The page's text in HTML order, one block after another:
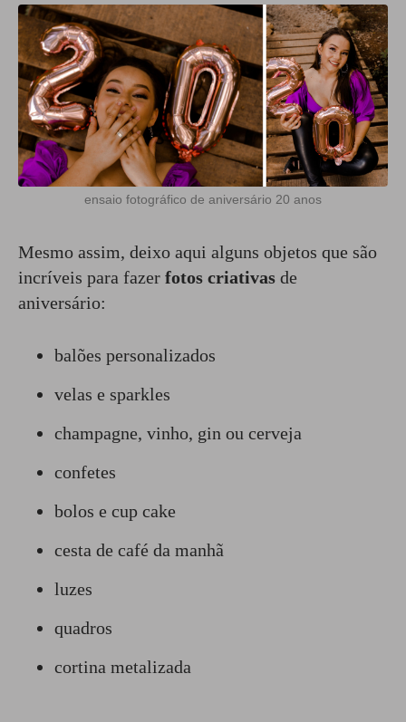
ensaio fotográfico de aniversário 20 anos
Mesmo assim, deixo aqui alguns objetos que são
incríveis para fazer fotos criativas de
aniversário:
balões personalizados
velas e sparkles
champagne, vinho, gin ou cerveja
confetes
bolos e cup cake
cesta de café da manhã
luzes
quadros
cortina metalizada